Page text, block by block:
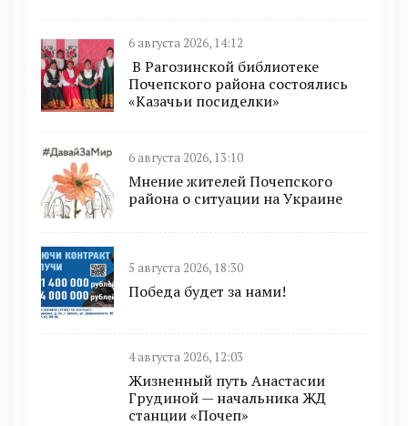
6 августа 2026, 14:12
В Рагозинской библиотеке
Почепского района состоялись
«Казачьи посиделки»
6 августа 2026, 13:10
Мнение жителей Почепского
района о ситуации на Украине
5 августа 2026, 18:30
Победа будет за нами!
4 августа 2026, 12:03
Жизненный путь Анастасии
Грудиной — начальника ЖД
станции «Почеп»